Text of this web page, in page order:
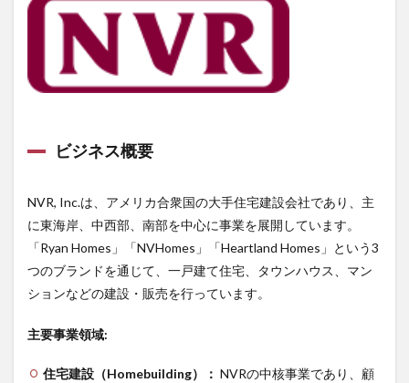
ビジネス概要
NVR, Inc.は、アメリカ合衆国の大手住宅建設会社であり、主
に東海岸、中西部、南部を中心に事業を展開しています。
「Ryan Homes」「NVHomes」「Heartland Homes」という3
つのブランドを通じて、一戸建て住宅、タウンハウス、マン
ションなどの建設・販売を行っています。
主要事業領域:
住宅建設（Homebuilding）： NVRの中核事業であり、顧